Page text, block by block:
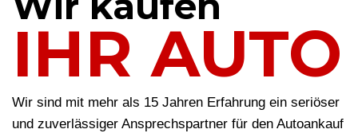
IHR AUTO
Wir sind mit mehr als 15 Jahren Erfahrung ein seriöser
und zuverlässiger Ansprechspartner für den Autoankauf